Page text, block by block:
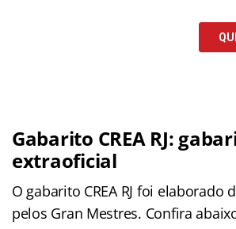
Gabarito CREA RJ:
extraoficial
O gabarito CREA RJ foi elaborado
pelos Gran Mestres. Confira